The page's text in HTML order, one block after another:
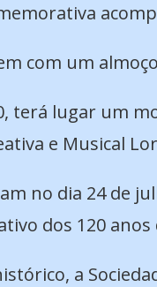
com um
terá lugar um
e Musical
no dia 24 de
dos 120
a